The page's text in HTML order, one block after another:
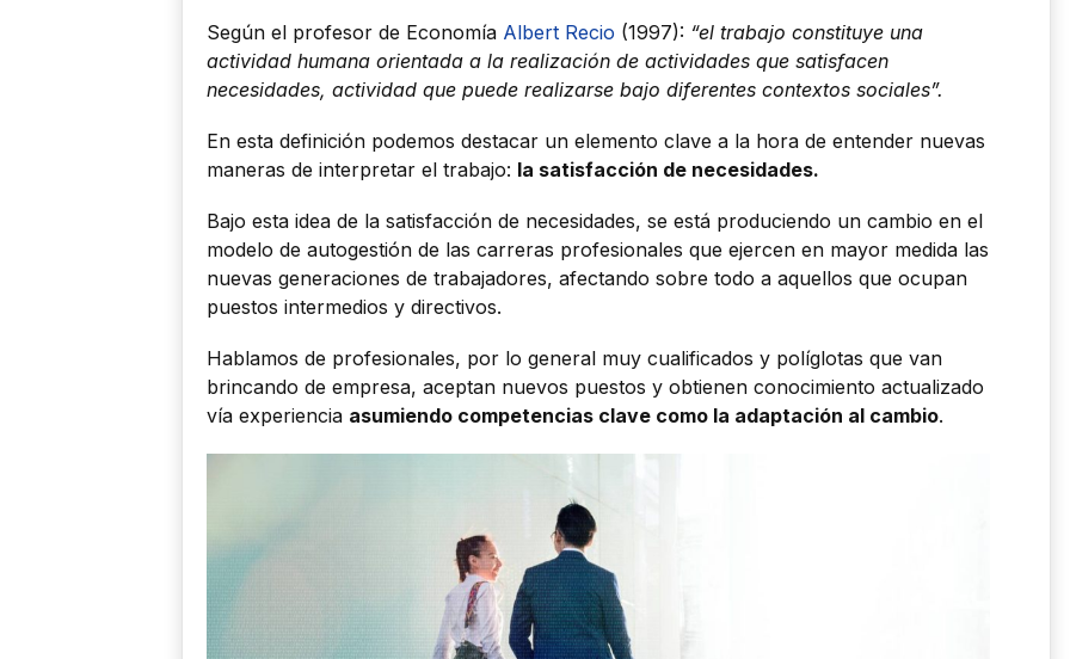
Según el profesor de Economía Albert Recio (1997): “el trabajo constituye una
actividad humana orientada a la realización de actividades que satisfacen
necesidades, actividad que puede realizarse bajo diferentes contextos sociales”.
En esta definición podemos destacar un elemento clave a la hora de entender nuevas
maneras de interpretar el trabajo: la satisfacción de necesidades.
Bajo esta idea de la satisfacción de necesidades, se está produciendo un cambio en el
modelo de autogestión de las carreras profesionales que ejercen en mayor medida las
nuevas generaciones de trabajadores, afectando sobre todo a aquellos que ocupan
puestos intermedios y directivos.
Hablamos de profesionales, por lo general muy cualificados y políglotas que van
brincando de empresa, aceptan nuevos puestos y obtienen conocimiento actualizado
vía experiencia asumiendo competencias clave como la adaptación al cambio.